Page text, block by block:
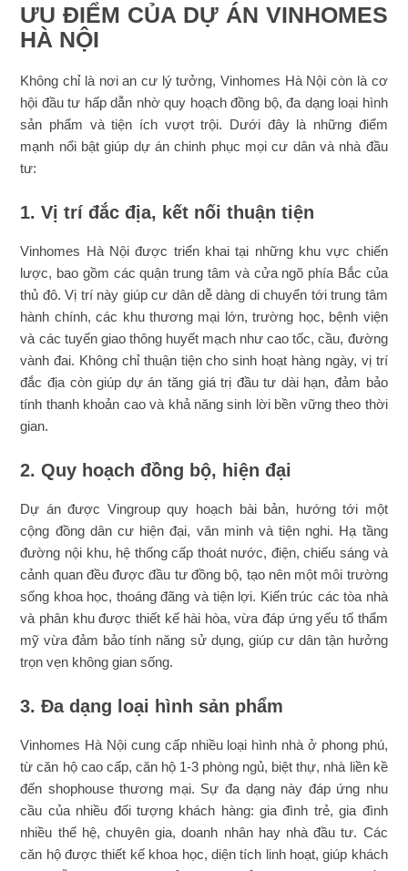
ƯU ĐIỂM CỦA DỰ ÁN VINHOMES
HÀ NỘI
Không chỉ là nơi an cư lý tưởng, Vinhomes Hà Nội còn là cơ
hội đầu tư hấp dẫn nhờ quy hoạch đồng bộ, đa dạng loại hình
sản phẩm và tiện ích vượt trội. Dưới đây là những điểm
mạnh nổi bật giúp dự án chinh phục mọi cư dân và nhà đầu
tư:
1. Vị trí đắc địa, kết nối thuận tiện
Vinhomes Hà Nội được triển khai tại những khu vực chiến
lược, bao gồm các quận trung tâm và cửa ngõ phía Bắc của
thủ đô. Vị trí này giúp cư dân dễ dàng di chuyển tới trung tâm
hành chính, các khu thương mại lớn, trường học, bệnh viện
và các tuyến giao thông huyết mạch như cao tốc, cầu, đường
vành đai. Không chỉ thuận tiện cho sinh hoạt hàng ngày, vị trí
đắc địa còn giúp dự án tăng giá trị đầu tư dài hạn, đảm bảo
tính thanh khoản cao và khả năng sinh lời bền vững theo thời
gian.
2. Quy hoạch đồng bộ, hiện đại
Dự án được Vingroup quy hoạch bài bản, hướng tới một
cộng đồng dân cư hiện đại, văn minh và tiện nghi. Hạ tầng
đường nội khu, hệ thống cấp thoát nước, điện, chiếu sáng và
cảnh quan đều được đầu tư đồng bộ, tạo nên một môi trường
sống khoa học, thoáng đãng và tiện lợi. Kiến trúc các tòa nhà
và phân khu được thiết kế hài hòa, vừa đáp ứng yếu tố thẩm
mỹ vừa đảm bảo tính năng sử dụng, giúp cư dân tận hưởng
trọn vẹn không gian sống.
3. Đa dạng loại hình sản phẩm
Vinhomes Hà Nội cung cấp nhiều loại hình nhà ở phong phú,
từ căn hộ cao cấp, căn hộ 1-3 phòng ngủ, biệt thự, nhà liền kề
đến shophouse thương mại. Sự đa dạng này đáp ứng nhu
cầu của nhiều đối tượng khách hàng: gia đình trẻ, gia đình
nhiều thế hệ, chuyên gia, doanh nhân hay nhà đầu tư. Các
căn hộ được thiết kế khoa học, diện tích linh hoạt, giúp khách